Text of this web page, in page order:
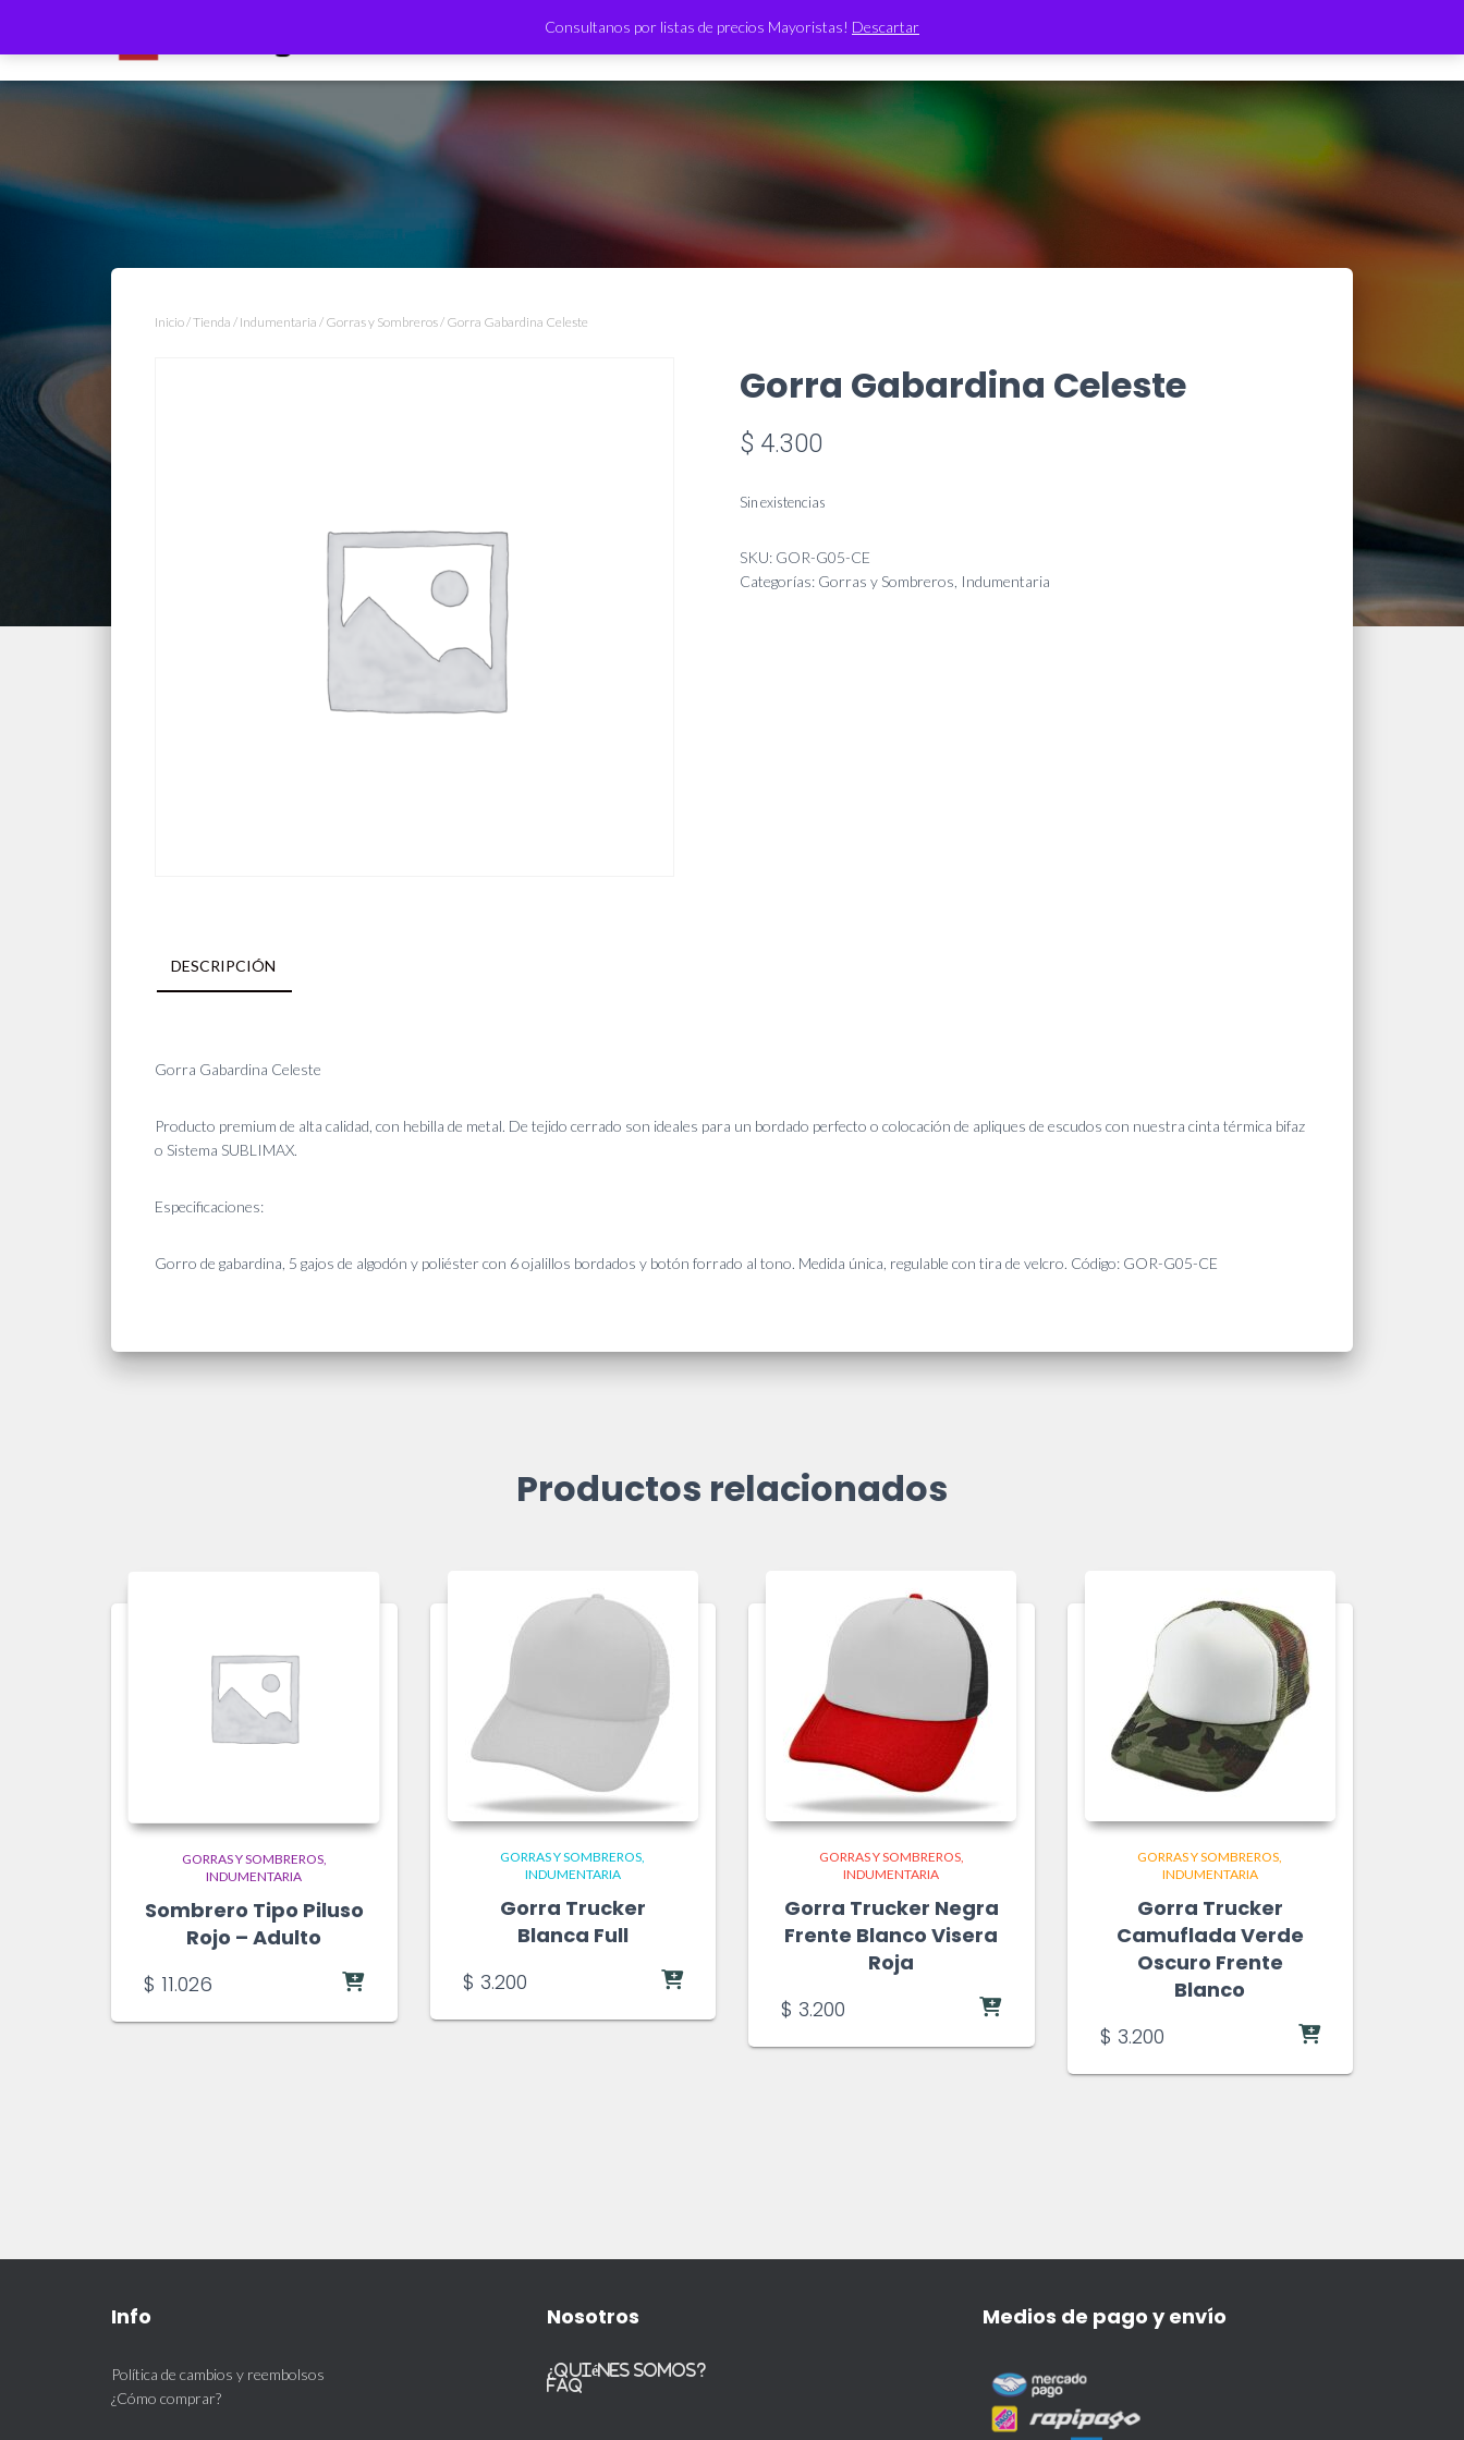
Consultanos por listas de precios Mayoristas! Descartar
TIENDA
Inicio/Tienda / Indumentaria / Gorras y Sombreros/ Gorra Gabardina Celeste
Gorra Gabardina Celeste
$ 4.300
Sin existencias
SKU: GOR-G05-CE
Categorías: Gorras y Sombreros Indumentaria
DESCRIPCIÓN
Gorra Gabardina Celeste
Producto premium de alta calidad, con hebilla de metal. De tejido cerrado son ideales para un bordado perfecto o colocación de apliques de escudos con nuestra cinta térmica bifaz
o Sistema SUBLIMAX.
Especificaciones:
Gorro de gabardina, 5 gajos de algodón y poliéster con 6 ojalillos bordados y botón forrado al tono. Medida única, regulable con tira de velcro. Código: GOR-G05-CE
Productos relacionados
GORRAS Y SOMBREROS
INDUMENTARIA
Sombrero Tipo Piluso
Rojo – Adulto
$ 11.026
GORRAS Y SOMBREROS
INDUMENTARIA
Gorra Trucker
Blanca Full
$ 3.200
GORRAS Y SOMBREROS
INDUMENTARIA
Gorra Trucker Negra
Frente Blanco Visera
Roja
$ 3.200
GORRAS Y SOMBREROS
INDUMENTARIA
Gorra Trucker
Camuflada Verde
Oscuro Frente
Blanco
$ 3.200
Info
Política de cambios y reembolsos
¿Cómo comprar?
Nosotros
¿Quiénes somos?
FAQ
Medios de pago y envío